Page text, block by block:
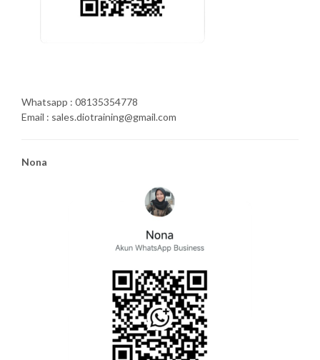
Whatsapp : 08135354778
Email : sales.diotraining@gmail.com
Nona